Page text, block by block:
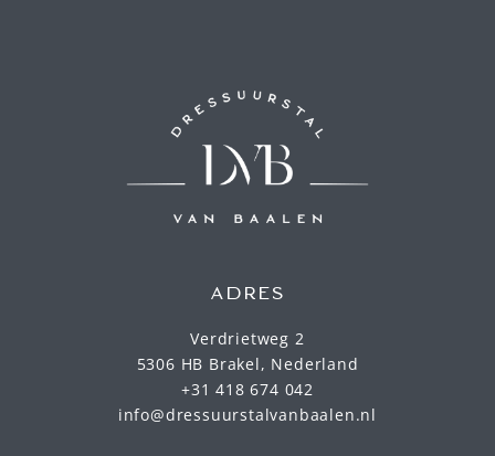
ADRES
Verdrietweg 2
5306 HB Brakel, Nederland
+31 418 674 042
info@dressuurstalvanbaalen.nl